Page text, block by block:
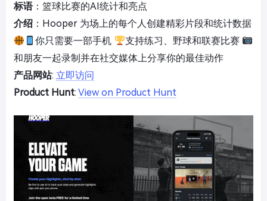
标语：篮球比赛的AI统计和亮点
介绍 ：Hooper 为场上的每个人创建精彩片段和统计数据
你只需要一部手机
支持练习、野球和联赛比赛
和朋友一起录制并在社交媒体上分享你的最佳动作
产品网站: 立即访问
Product Hunt: View on Product Hunt